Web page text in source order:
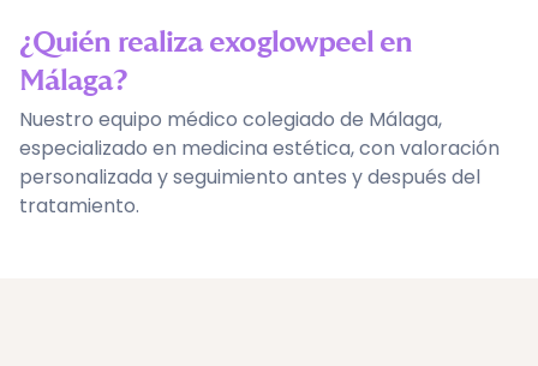
¿Quién realiza exoglowpeel en
Málaga?
Nuestro equipo médico colegiado de Málaga,
especializado en medicina estética, con valoración
personalizada y seguimiento antes y después del
tratamiento.